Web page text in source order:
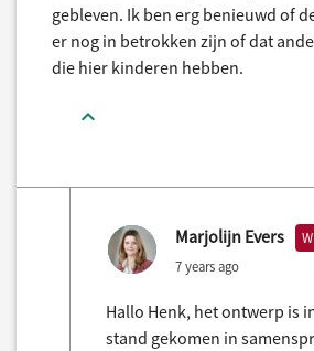
gebleven. Ik ben erg benieuwd of
er nog in betrokken zijn of dat
die hier kinderen hebben.
Marjolijn Evers
7 years ago
Hallo Henk, het ontwerp is
stand gekomen in